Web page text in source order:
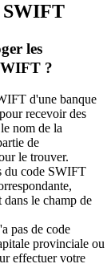
SWIFT
les
?
d'une banque
recevoir des
nom de la
de
le trouver.
du code SWIFT
le champ de
pas de code
provinciale ou
effectuer votre